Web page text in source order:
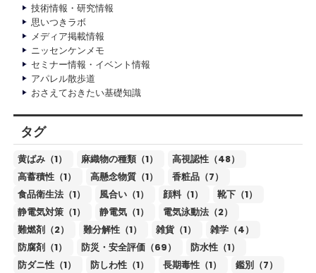
技術情報・研究情報
思いつきラボ
メディア掲載情報
ニッセンケンメモ
セミナー情報・イベント情報
アパレル散歩道
おさえておきたい基礎知識
タグ
黄ばみ（1） 麻織物の種類（1）
高視認性（48）
高蓄積性（1）
高懸念物質（1）
香粧品（7）
食品衛生法（1）
風合い（1） 顔料（1）
靴下（1）
静電気対策（1）
静電気（1）
電気泳動法（2）
難燃剤（2）
難分解性（1） 雑貨（1）
雑学（4）
防腐剤（1）
防災・安全評価（69）
防水性（1）
防ダニ性（1）
防しわ性（1） 長期毒性（1）
鑑別（7）